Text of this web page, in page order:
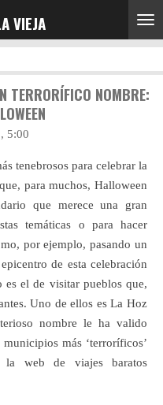
VIEJA
TERRORÍFICO NOMBRE:
5:00
tenebrosos para celebrar la
para muchos, Halloween
que merece una gran
temáticas o para hacer
por ejemplo, pasando un
de esta celebración
es el de visitar pueblos que,
Uno de ellos es La Hoz
nombre le ha valido
más ‘terroríficos’
web de viajes baratos